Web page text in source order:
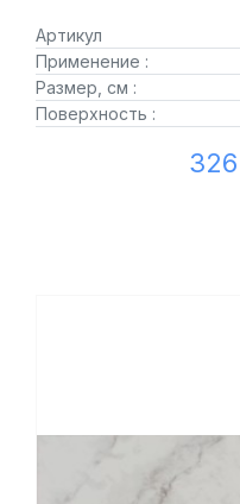
Артикул
Применение :
Размер, см :
Поверхность :